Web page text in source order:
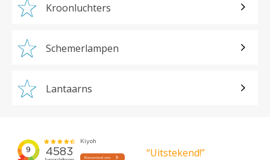
Kroonluchters
Schemerlampen
Lantaarns
“Uitstekend!”